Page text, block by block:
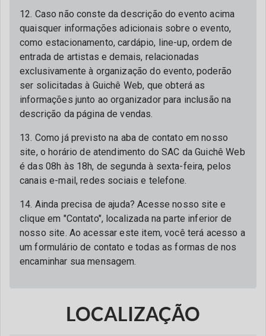
12. Caso não conste da descrição do evento acima
quaisquer informações adicionais sobre o evento,
como estacionamento, cardápio, line-up, ordem de
entrada de artistas e demais, relacionadas
exclusivamente à organização do evento, poderão
ser solicitadas à Guichê Web, que obterá as
informações junto ao organizador para inclusão na
descrição da página de vendas.
13. Como já previsto na aba de contato em nosso
site, o horário de atendimento do SAC da Guichê Web
é das 08h às 18h, de segunda à sexta-feira, pelos
canais e-mail, redes sociais e telefone.
14. Ainda precisa de ajuda? Acesse nosso site e
clique em "Contato", localizada na parte inferior de
nosso site. Ao acessar este item, você terá acesso a
um formulário de contato e todas as formas de nos
encaminhar sua mensagem.
LOCALIZAÇÃO